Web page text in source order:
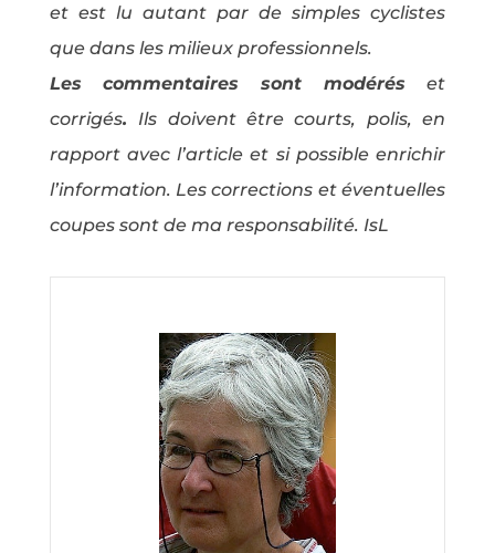
et est lu autant par de simples cyclistes
que dans les milieux professionnels.
Les commentaires sont modéréset
corrigés. Ils doivent être courts, polis, en
rapport avec l’article et si possible enrichir
l’information. Les corrections et éventuelles
coupes sont de ma responsabilité. IsL